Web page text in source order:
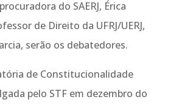
do SAERJ, Érica
de Direito da UFRJ/UERJ,
serão os debatedores.
de Constitucionalidade
pelo STF em dezembro do